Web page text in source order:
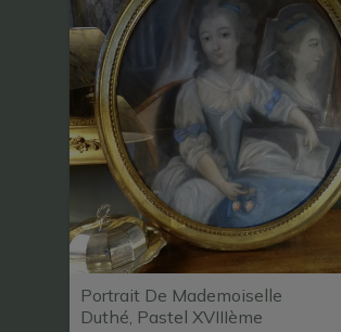
Portrait De Mademoiselle
Duthé, Pastel XVIIIème